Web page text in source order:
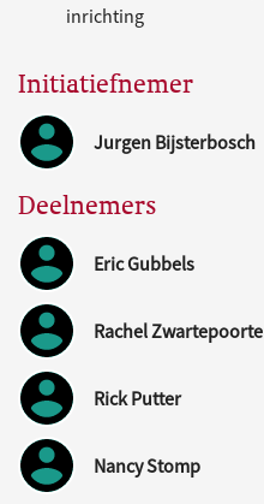
inrichting
Initiatiefnemer
Jurgen Bijsterbosch
Deelnemers
Eric Gubbels
Rachel Zwartepoorte
Rick Putter
Nancy Stomp